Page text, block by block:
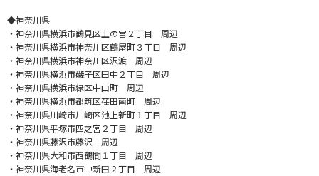
◆神奈川県
・神奈川県横浜市鶴見区上の宮２丁目 周辺
・神奈川県横浜市神奈川区鶴屋町３丁目 周辺
・神奈川県横浜市神奈川区沢渡 周辺
・神奈川県横浜市磯子区田中２丁目 周辺
・神奈川県横浜市緑区中山町 周辺
・神奈川県横浜市都筑区荏田南町 周辺
・神奈川県川崎市川崎区池上新町１丁目 周辺
・神奈川県平塚市四之宮２丁目 周辺
・神奈川県藤沢市藤沢 周辺
・神奈川県大和市西鶴間１丁目 周辺
・神奈川県海老名市中新田２丁目 周辺